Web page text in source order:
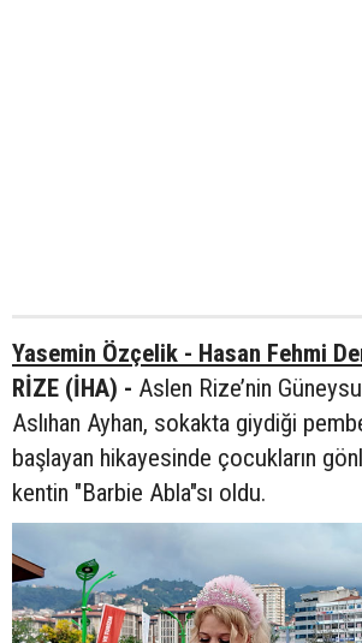
Yasemin Özçelik - Hasan Fehmi
RİZE (İHA) - Aslen Rize’nin
Aslıhan Ayhan, sokakta giydiği
başlayan hikayesinde çocukların
kentin "Barbie Abla"sı oldu.